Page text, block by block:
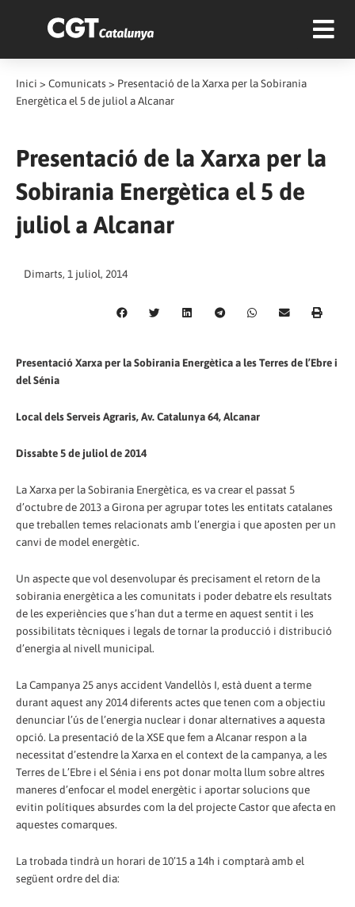
Inici > Comunicats > Presentació de la Xarxa per la Sobirania
Energètica el 5 de juliol a Alcanar
Presentació de la Xarxa per la
Sobirania Energètica el 5 de
juliol a Alcanar
Dimarts, 1 juliol, 2014
Presentació Xarxa per la Sobirania Energètica a les Terres de l’Ebre i
del Sénia
Local dels Serveis Agraris, Av. Catalunya 64, Alcanar
Dissabte 5 de juliol de 2014
La Xarxa per la Sobirania Energètica, es va crear el passat 5
d’octubre de 2013 a Girona per agrupar totes les entitats catalanes
que treballen temes relacionats amb l’energia i que aposten per un
canvi de model energètic.
Un aspecte que vol desenvolupar és precisament el retorn de la
sobirania energètica a les comunitats i poder debatre els resultats
de les experiències que s’han dut a terme en aquest sentit i les
possibilitats tècniques i legals de tornar la producció i distribució
d’energia al nivell municipal.
La Campanya 25 anys accident Vandellòs I, està duent a terme
durant aquest any 2014 diferents actes que tenen com a objectiu
denunciar l’ús de l’energia nuclear i donar alternatives a aquesta
opció. La presentació de la XSE que fem a Alcanar respon a la
necessitat d’estendre la Xarxa en el context de la campanya, a les
Terres de L’Ebre i el Sénia i ens pot donar molta llum sobre altres
maneres d’enfocar el model energètic i aportar solucions que
evitin polítiques absurdes com la del projecte Castor que afecta en
aquestes comarques.
La trobada tindrà un horari de 10’15 a 14h i comptarà amb el
següent ordre del dia: